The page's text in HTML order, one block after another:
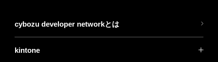
cybozu developer networkとは
kintone